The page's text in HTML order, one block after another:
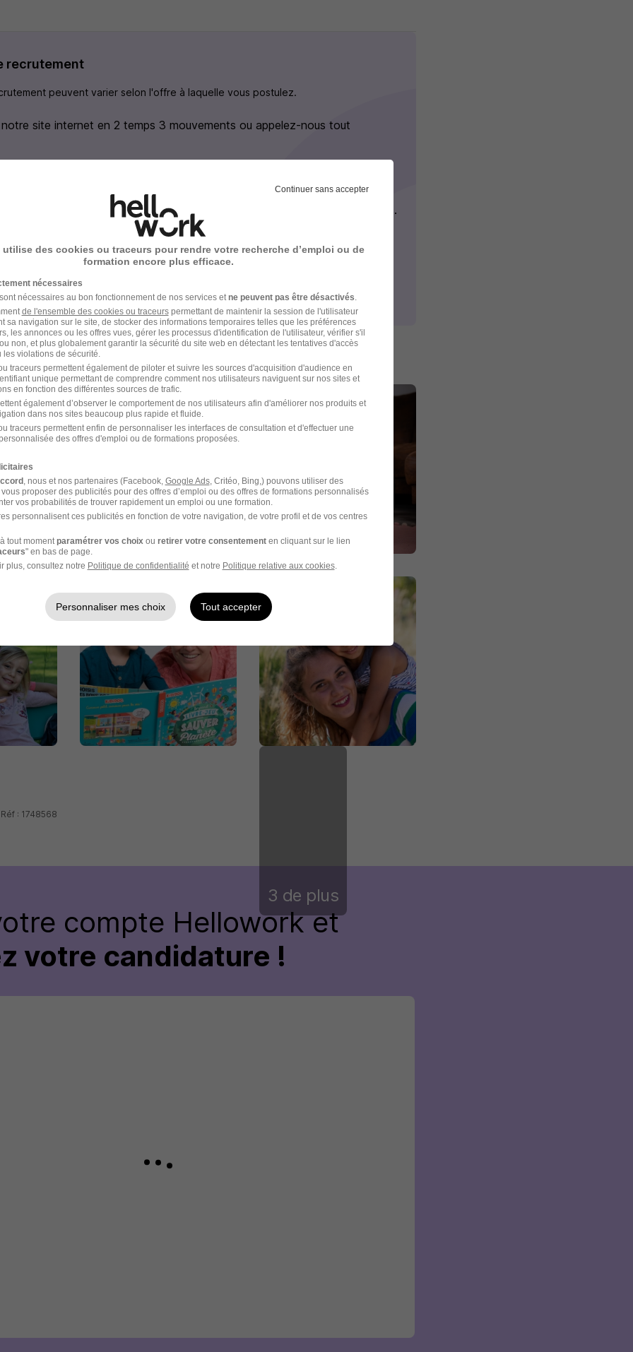
recrutement
peuvent varier selon l'offre à laquelle vous postulez.
site internet en 2 temps 3 mouvements ou appelez-nous tout
bons réflexes en garde d'enfants en répondant à un quiz depuis chez vous.
dans votre agence pour votre entretien.
de l'entretien pour valider votre profil.
en images
3 de plus
: 1748568
compte Hellowork et
votre candidature !
Continuer sans accepter
utilise des cookies ou traceurs pour rendre votre recherche d’emploi ou de
formation encore plus efficace.
nécessaires
nécessaires au bon fonctionnement de nos services et ne peuvent pas être désactivés
de l'ensemble des cookies ou traceurspermettant de maintenir la session de l'utilisateur
sa navigation sur le site, de stocker des informations temporaires telles que les préférences
les annonces ou les offres vues, gérer les processus d'identification de l'utilisateur, vérifier s'il
non, et plus globalement garantir la sécurité du site web en détectant les tentatives d'accès
violations de sécurité.
traceurs permettent également de piloter et suivre les sources d'acquisition d'audience en
unique permettant de comprendre comment nos utilisateurs naviguent sur nos sites et
en fonction des différentes sources de trafic.
également d’observer le comportement de nos utilisateurs afin d'améliorer nos produits et
dans nos sites beaucoup plus rapide et fluide.
traceurs permettent enfin de personnaliser les interfaces de consultation et d'effectuer une
des offres d'emploi ou de formations proposées.
, nous et nos partenaires (Facebook, Google Ads, Critéo, Bing,) pouvons utiliser des
proposer des publicités pour des offres d’emploi ou des offres de formations personnalisés
vos probabilités de trouver rapidement un emploi ou une formation.
personnalisent ces publicités en fonction de votre navigation, de votre profil et de vos centres
tout moment paramétrer vos choix ou retirer votre consentementen cliquant sur le lien
" en bas de page.
plus, consultez notre Politique de confidentialité et notre Politique relative aux cookies.
Personnaliser mes choix Tout accepter